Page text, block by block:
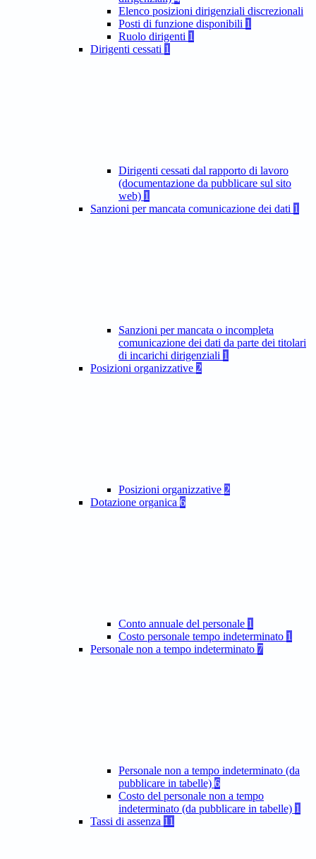
Elenco posizioni dirigenziali discrezionali
Posti di funzione disponibili 1
Ruolo dirigenti 1
Dirigenti cessati 1
Dirigenti cessati dal rapporto di lavoro
(documentazione da pubblicare sul sito
web) 1
Sanzioni per mancata comunicazione dei dati 1
Sanzioni per mancata o incompleta
comunicazione dei dati da parte dei titolari
di incarichi dirigenziali 1
Posizioni organizzative 2
Posizioni organizzative 2
Dotazione organica 6
Conto annuale del personale 1
Costo personale tempo indeterminato 1
Personale non a tempo indeterminato 7
Personale non a tempo indeterminato (da
pubblicare in tabelle) 6
Costo del personale non a tempo
indeterminato (da pubblicare in tabelle) 1
Tassi di assenza 11